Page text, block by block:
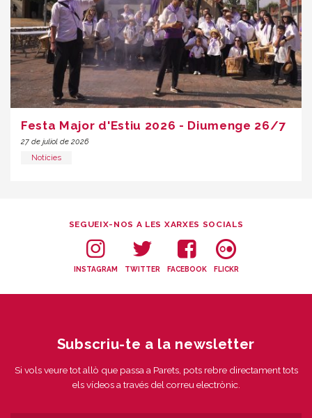
Festa Major d'Estiu 2026 - Diumenge 26/7
27 de juliol de 2026
Notícies
SEGUEIX-NOS A LES XARXES SOCIALS
INSTAGRAM TWITTER FACEBOOK FLICKR
Subscriu-te a la newsletter
Si vols veure tot allò que passa a Parets, pots rebre directament tots
els vídeos a través del correu electrònic.